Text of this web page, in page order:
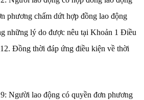
phương chấm dứt hợp đồng lao động
những lý do được nêu tại Khoản 1 Điều
Đồng thời đáp ứng điều kiện về thời
Người lao động có quyền đơn phương